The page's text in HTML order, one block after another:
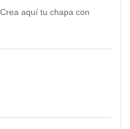
aquí tu chapa con